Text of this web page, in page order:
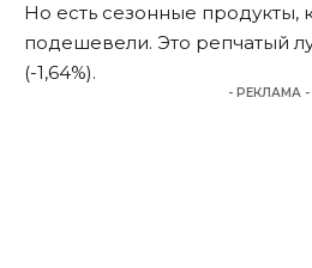
Но есть сезонные продукты,
подешевели. Это репчатый
(-1,64%).
- РЕКЛАМА -